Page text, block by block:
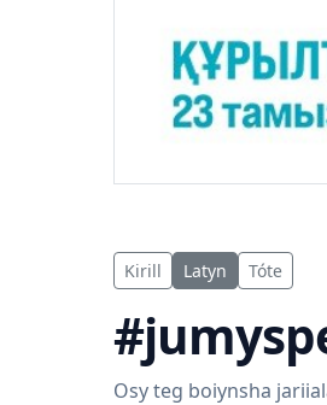
Kirill Latyn Tóte
Osy teg boiynsha